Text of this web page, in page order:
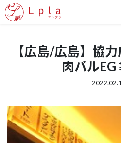
【広島/広島】協
肉バルEG